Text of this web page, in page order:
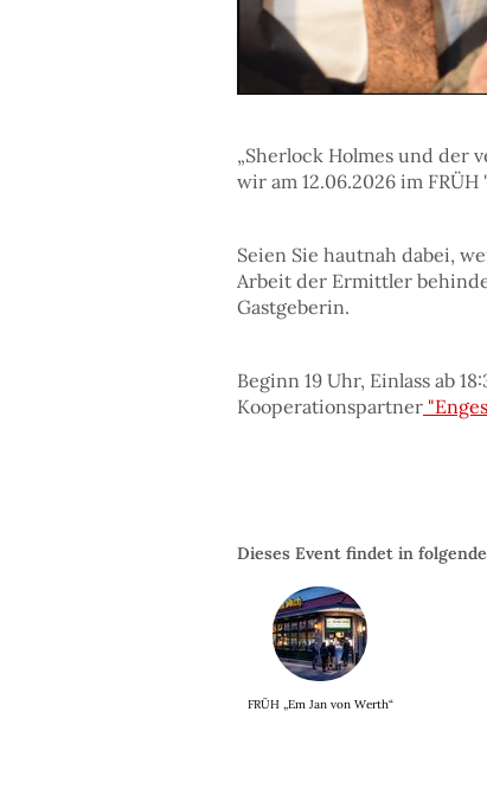
„Sherlock Holmes und der
wir am 12.06.2026 im FRÜH
Seien Sie hautnah dabei,
Arbeit der Ermittler
Gastgeberin.
Beginn 19 Uhr, Einlass ab
Kooperationspartner
Dieses Event findet in
FRÜH „Em Jan von Werth“